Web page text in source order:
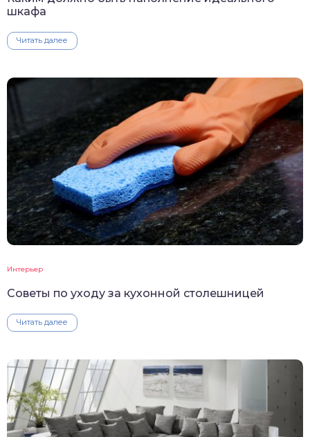
шкафа
Читать далее
Интерьер
Советы по уходу за кухонной столешницей
Читать далее